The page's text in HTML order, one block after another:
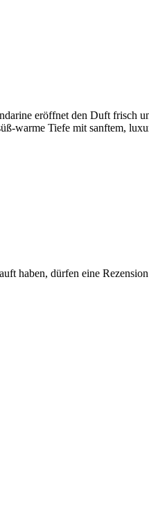
eröffnet den Duft frisch
warme Tiefe mit sanftem,
haben, dürfen eine